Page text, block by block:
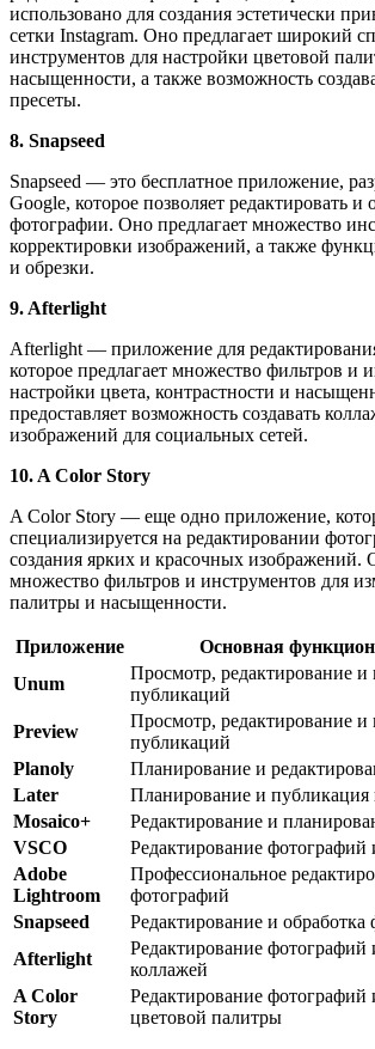
использовано для создания эстетически
сетки Instagram. Оно предлагает широкий
инструментов для настройки цветовой
насыщенности, а также возможность
пресеты.
8. Snapseed
Snapseed — это бесплатное приложение,
Google, которое позволяет редактировать и
фотографии. Оно предлагает множество
корректировки изображений, а также
и обрезки.
9. Afterlight
Afterlight — приложение для
которое предлагает множество фильтров и
настройки цвета, контрастности и
предоставляет возможность создавать
изображений для социальных сетей.
10. A Color Story
A Color Story — еще одно приложение,
специализируется на редактировании
создания ярких и красочных изображений.
множество фильтров и инструментов для
палитры и насыщенности.
Приложение
Основная
Unum
Просмотр, редактирование и
публикаций
Preview
Просмотр, редактирование и
публикаций
Planoly
Планирование и
Later
Планирование и публикация
Mosaico+
Редактирование и
VSCO
Редактирование фотографий
Adobe
Lightroom
Профессиональное
фотографий
Snapseed
Редактирование и обработка
Afterlight
Редактирование фотографий
коллажей
A Color
Story
Редактирование фотографий
цветовой палитры